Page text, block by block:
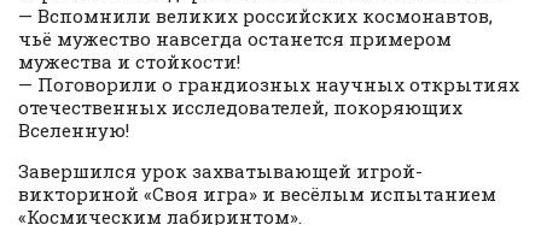
— Вспомнили великих российских космонавтов,
чьё мужество навсегда останется примером
мужества и стойкости!
— Поговорили о грандиозных научных открытиях
отечественных исследователей, покоряющих
Вселенную!
Завершился урок захватывающей игрой-
викториной «Своя игра» и весёлым испытанием
«Космическим лабиринтом».